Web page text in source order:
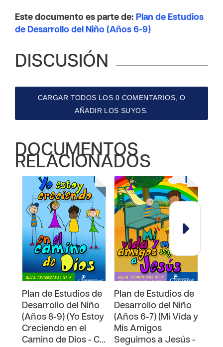
Este documento es parte de: Plan de Estudios
de Desarrollo del Niño (Años 6-9)
DISCUSIÓN
CARGAR TODOS LOS 0 COMENTARIOS, O
AÑADIR LOS SUYOS.
DOCUMENTOS
RELACIONADOS
Plan de Estudios de
Desarrollo del Niño
(Años 8-9) (Yo Estoy
Creciendo en el
Camino de Dios - C…
Plan de Estudios de
Desarrollo del Niño
(Años 6-7) (Mi Vida y
Mis Amigos
Seguimos a Jesús -